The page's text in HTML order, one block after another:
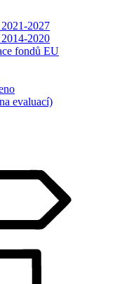
2027
2020
fondů EU
evaluací)